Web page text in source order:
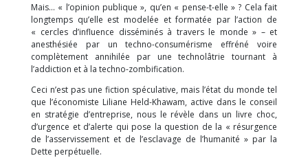
Mais… « l’opinion publique », qu’en « pense-t-elle » ? Cela fait
longtemps qu’elle est modelée et formatée par l’action de
« cercles d’influence disséminés à travers le monde » – et
anesthésiée par un techno-consumérisme effréné voire
complètement annihilée par une technolâtrie tournant à
l’addiction et à la techno-zombification.
Ceci n’est pas une fiction spéculative, mais l’état du monde tel
que l’économiste Liliane Held-Khawam, active dans le conseil
en stratégie d’entreprise, nous le révèle dans un livre choc,
d’urgence et d’alerte qui pose la question de la « résurgence
de l’asservissement et de l’esclavage de l’humanité » par la
Dette perpétuelle.